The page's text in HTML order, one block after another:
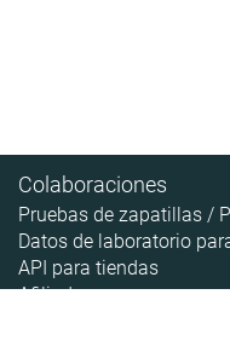
Colaboraciones
Pruebas de zapatillas /
Datos de laboratorio
API para tiendas
Afiliados